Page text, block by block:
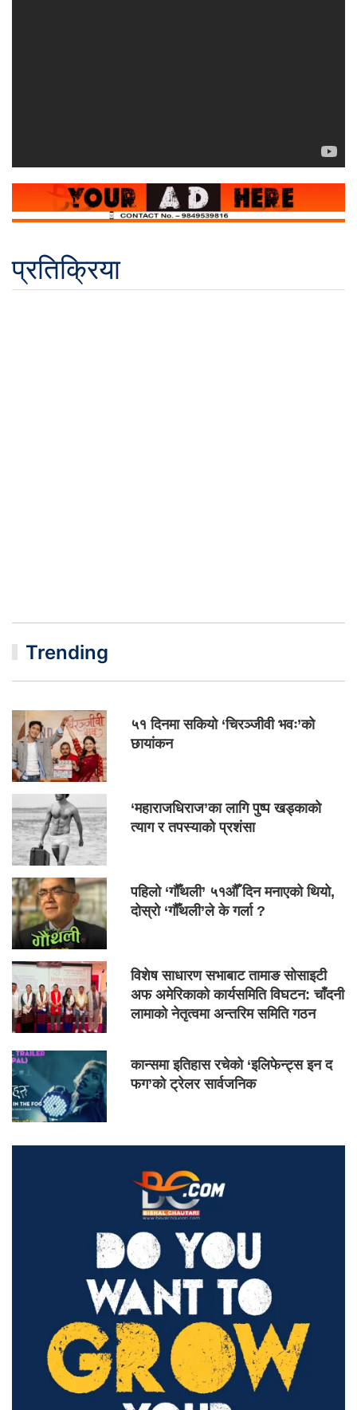
प्रतिक्रिया
Trending
५१ दिनमा सकियो ‘चिरञ्जीवी भवः’को
छायांकन
‘महाराजधिराज’का लागि पुष्प खड्काको
त्याग र तपस्याको प्रशंसा
पहिलो ‘गौँथली’ ५१औँ दिन मनाएको थियो,
दोस्रो ‘गौँथली’ले के गर्ला ?
विशेष साधारण सभाबाट तामाङ सोसाइटी
अफ अमेरिकाको कार्यसमिति विघटन: चाँदनी
लामाको नेतृत्वमा अन्तरिम समिति गठन
कान्समा इतिहास रचेको ‘इलिफेन्ट्स इन द
फग’को ट्रेलर सार्वजनिक